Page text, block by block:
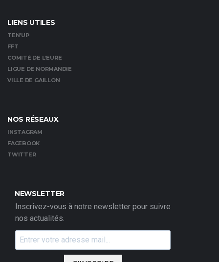
LIENS UTILES
TEN’UP
FFT
COMITÉ DE L’EURE
LIGUE DE NORMANDIE
VILLE DE GAILLON
NOS RÉSEAUX
INSTAGRAM
FACEBOOK
TWITTER
NEWSLETTER
Inscrivez-vous à notre newsletter pour suivre
nos actualités.